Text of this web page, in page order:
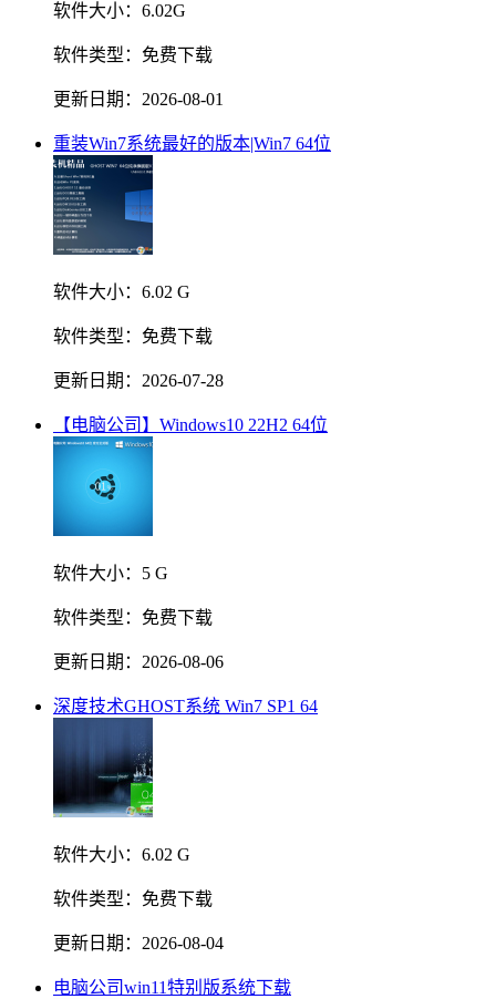
软件大小： 6.02G
软件类型： 免费下载
更新日期： 2026-08-01
重装Win7系统最好的版本|Win7 64位
软件大小： 6.02 G
软件类型： 免费下载
更新日期： 2026-07-28
【电脑公司】Windows10 22H2 64位
软件大小： 5 G
软件类型： 免费下载
更新日期： 2026-08-06
深度技术GHOST系统 Win7 SP1 64
软件大小： 6.02 G
软件类型： 免费下载
更新日期： 2026-08-04
电脑公司win11特别版系统下载